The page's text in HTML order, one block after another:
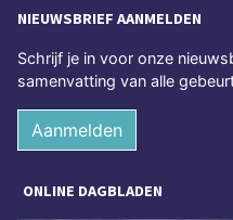
NIEUWSBRIEF AANMELDEN
Schrijf je in voor onze
samenvatting van alle
Aanmelden
ONLINE DAGBLADEN